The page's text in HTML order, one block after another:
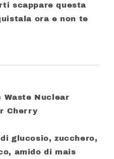
scappare questa
ora e non te
Waste Nuclear
Cherry
glucosio, zucchero,
amido di mais